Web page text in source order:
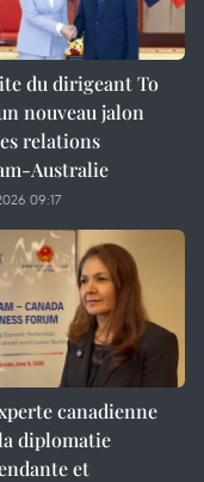
du dirigeant To
nouveau jalon
relations
Australie
09:17
canadienne
diplomatie
et